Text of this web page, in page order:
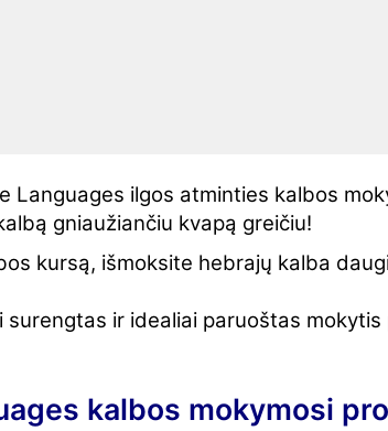
Languages ilgos atminties kalbos
gniaužiančiu kvapą greičiu!
kursą, išmoksite hebrajų kalba
surengtas ir idealiai paruoštas mokytis
kalbos mokymosi